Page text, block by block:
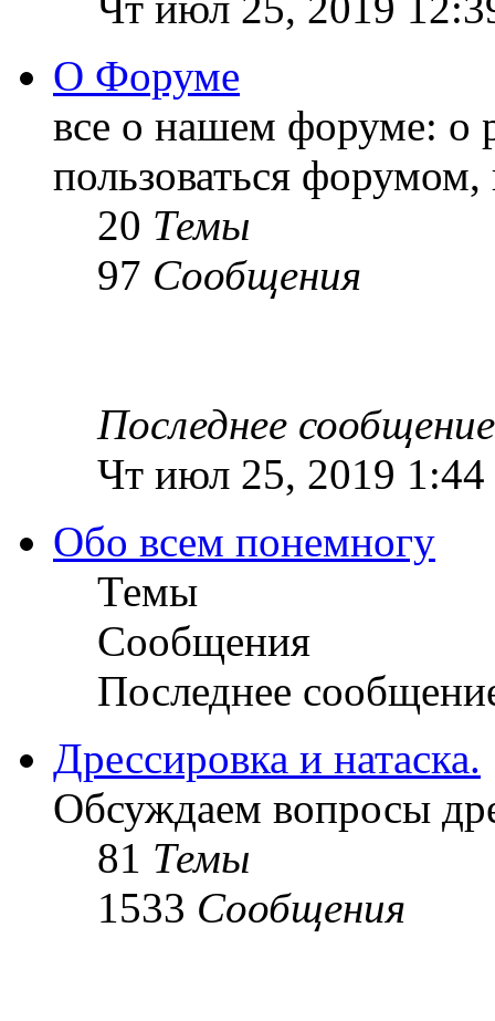
О Форуме
все о нашем форуме: о
пользоваться
20 Темы
97 Сообщения
Последнее сообщение
Чт июл 25, 2019 1:44
Обо всем понемногу
Темы
Сообщения
Последнее
Дрессировка и натаска.
Обсуждаем вопросы
81 Темы
1533 Сообщения